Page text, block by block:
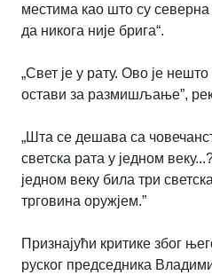
местима као што су северна
да никога није брига“.
„Свет је у рату. Ово је
остави за размишљање”,
„Шта се дешава са
светска рата у једном
једном веку била три
трговина оружјем.”
Признајући критике због
руског председника